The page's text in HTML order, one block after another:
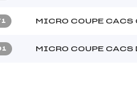
MICRO COUPE
MICRO COUPE